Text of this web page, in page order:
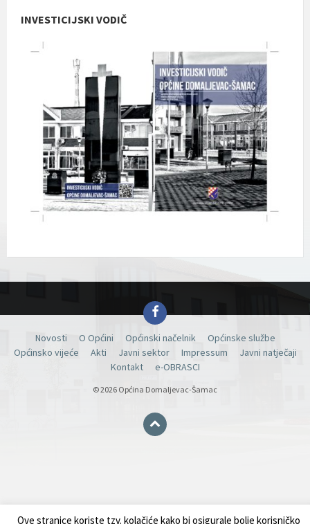
INVESTICIJSKI VODIČ
Facebook
Novosti O Općini Općinski načelnik
Općinske službe
Općinsko vijeće
Akti Javni sektor Impressum
Javni natječaji
Kontakt
e-OBRASCI
© 2026 Općina Domaljevac-Šamac
Ove stranice koriste tzv. kolačiće kako bi osigurale bolje korisničko